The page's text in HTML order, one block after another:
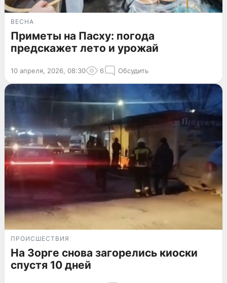
ВЕСНА
Приметы на Пасху: погода
предскажет лето и урожай
10 апреля, 2026, 08:30 6 Обсудить
ПРОИСШЕСТВИЯ
На Зорге снова загорелись киоски
спустя 10 дней